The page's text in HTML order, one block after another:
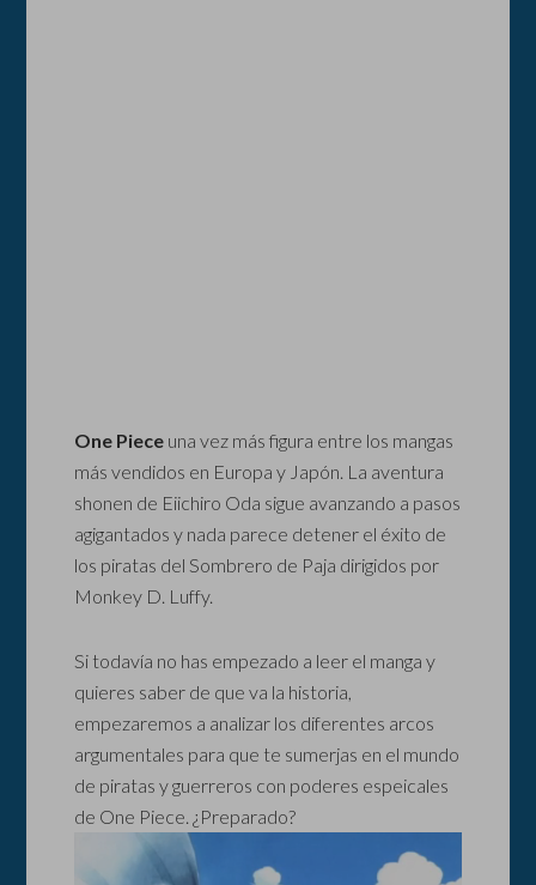
One Piece una vez más figura entre los mangas
más vendidos en Europa y Japón. La aventura
shonen de Eiichiro Oda sigue avanzando a pasos
agigantados y nada parece detener el éxito de
los piratas del Sombrero de Paja dirigidos por
Monkey D. Luffy.
Si todavía no has empezado a leer el manga y
quieres saber de que va la historia,
empezaremos a analizar los diferentes arcos
argumentales para que te sumerjas en el mundo
de piratas y guerreros con poderes espeicales
de One Piece. ¿Preparado?